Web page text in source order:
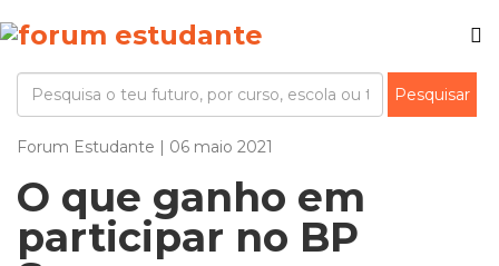
Forum Estudante | 06 maio 2021
O que ganho em
participar no BP